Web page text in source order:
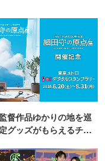
督作品ゆかりの地を巡
グッズがもらえるチャ